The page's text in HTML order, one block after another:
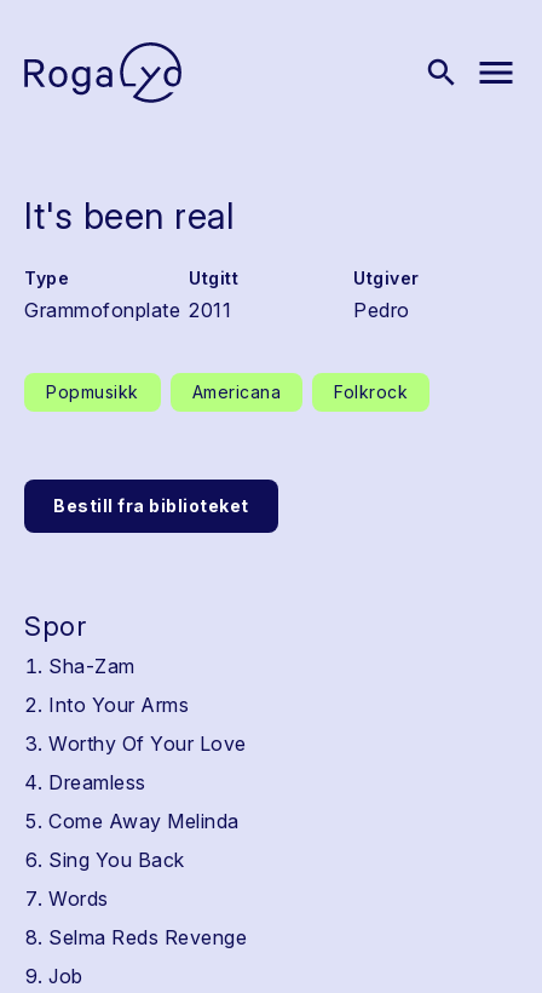
search menu
It's been real
Type
Grammofonplate
Utgitt
2011
Utgiver
Pedro
Popmusikk Americana Folkrock
Bestill fra biblioteket
Spor
Sha-Zam
Into Your Arms
Worthy Of Your Love
Dreamless
Come Away Melinda
Sing You Back
Words
Selma Reds Revenge
Job